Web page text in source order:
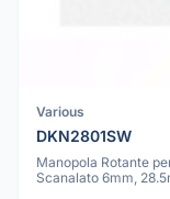
Various
DKN2801SW
Manopola Rotante
Scanalato 6mm,